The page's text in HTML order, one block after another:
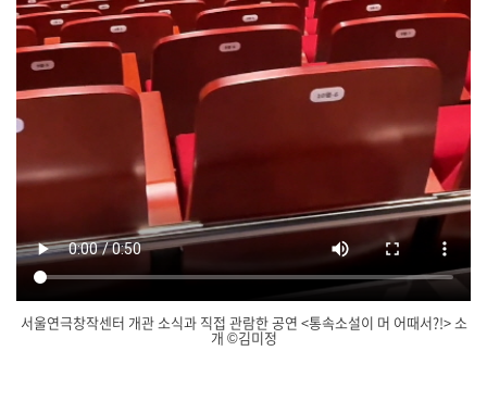
서울연극창작센터 개관 소식과 직접 관람한 공연 <통속소설이 머 어때서?!> 소
개 ©김미정